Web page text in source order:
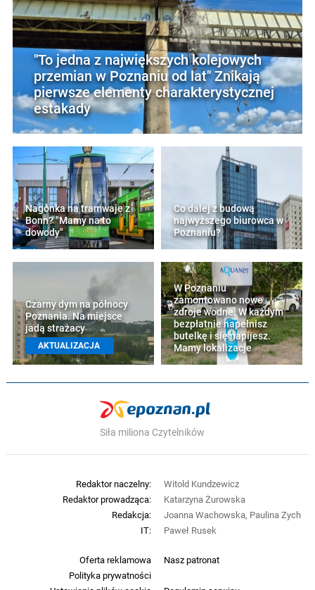
"To jedna z największych kolejowych
przemian w Poznaniu od lat" Znikają
pierwsze elementy charakterystycznej
estakady
Nagonka na tramwaje z
Bonn? "Mamy na to
dowody"
Co dalej z budową
najwyższego biurowca w
Poznaniu?
Czarny dym na północy
Poznania. Na miejsce
jadą strażacy
AKTUALIZACJA
W Poznaniu
zamontowano nowe
zdroje wodne. W każdym
bezpłatnie napełnisz
butelkę i się napijesz.
Mamy lokalizacje
Siła miliona Czytelników
Oferta reklamowa
Nasz patronat
Polityka prywatności
Redaktor naczelny:
Witold Kundzewicz
Redaktor prowadząca:
Katarzyna Żurowska
Redakcja:
Joanna Wachowska, Paulina Zych
IT:
Paweł Rusek